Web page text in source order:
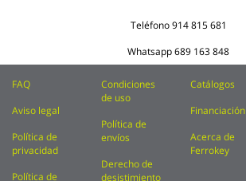
Teléfono914 815 681
Whatsapp689 163 848
FAQ
Aviso legal
Política de
privacidad
Política de
Condiciones
de uso
Política de
envíos
Derecho de
desistimiento
Catálogos
Financiación
Acerca de
Ferrokey